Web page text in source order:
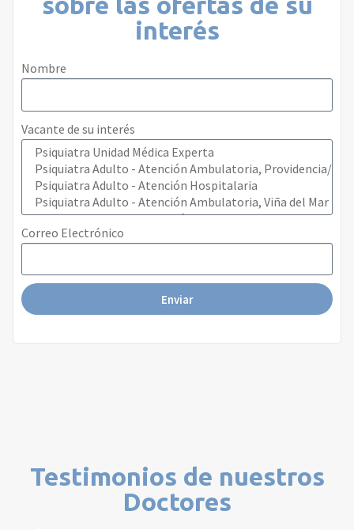
interés
Nombre
Vacante de su interés
Correo Electrónico
Enviar
Testimonios de nuestros
Doctores